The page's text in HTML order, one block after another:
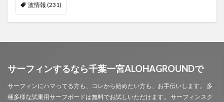
波情報 (231)
サーフィンするなら千葉一宮ALOHAGROUNDで
サーフィンにハマってる方も、コレから始めたい方も、お手伝いします。 多
種多様な試乗用サーフボードは無料でお試しいただけます。 サーフィンスク